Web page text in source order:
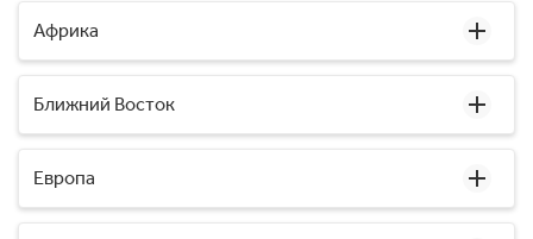
Африка
Ближний Восток
Европа